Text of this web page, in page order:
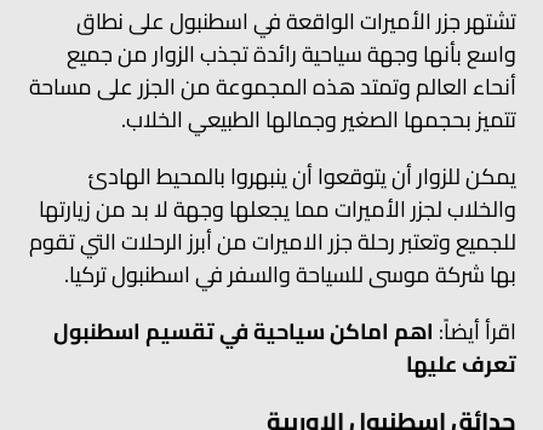
تشتهر جزر الأميرات الواقعة في اسطنبول على نطاق
واسع بأنها وجهة سياحية رائدة تجذب الزوار من جميع
أنحاء العالم وتمتد هذه المجموعة من الجزر على مساحة
تتميز بحجمها الصغير وجمالها الطبيعي الخلاب.
يمكن للزوار أن يتوقعوا أن ينبهروا بالمحيط الهادئ
والخلاب لجزر الأميرات مما يجعلها وجهة لا بد من زيارتها
للجميع وتعتبر رحلة جزر الاميرات من أبرز الرحلات التي تقوم
بها شركة موسى للسياحة والسفر في اسطنبول تركيا.
اقرأ أيضاً: اهم اماكن سياحية في تقسيم اسطنبول
تعرف عليها